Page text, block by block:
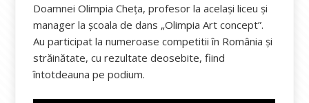
Doamnei Olimpia Cheța, profesor la același liceu și
manager la școala de dans „Olimpia Art concept”.
Au participat la numeroase competitii în România și
străinătate, cu rezultate deosebite, fiind
întotdeauna pe podium.